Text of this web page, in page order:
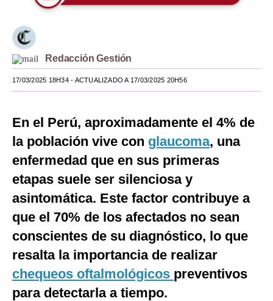
Moda
EEUU
México
España
Tecnología
Club del Suscriptor
Mix
Redacción Gestión
17/03/2025 18H34- ACTUALIZADO A 17/03/2025 20H56
En el Perú, aproximadamente el 4% de
la población vive con glaucoma, una
enfermedad que en sus primeras
etapas suele ser silenciosa y
asintomática. Este factor contribuye a
que el 70% de los afectados no sean
conscientes de su diagnóstico, lo que
resalta la importancia de realizar
chequeos oftalmológicos preventivos
para detectarla a tiempo.